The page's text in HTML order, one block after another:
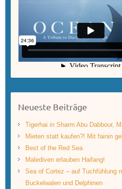
Neueste Beiträge
Tigerhai in Sharm Abu Dabbour,
Mieten statt kaufen?! Mit fainin
Best of the Red Sea
Malediven erlauben Haifang!
Sea of Cortez – auf Tuchfühlung
Buckelwalen und Delphinen